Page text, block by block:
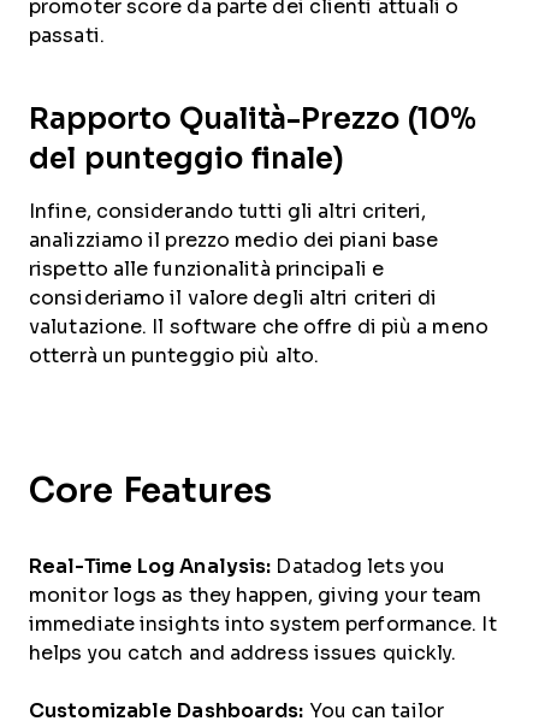
promoter score da parte dei clienti attuali o
passati.
Rapporto Qualità-Prezzo (10%
del punteggio finale)
Infine, considerando tutti gli altri criteri,
analizziamo il prezzo medio dei piani base
rispetto alle funzionalità principali e
consideriamo il valore degli altri criteri di
valutazione. Il software che offre di più a meno
otterrà un punteggio più alto.
Core Features
Real-Time Log Analysis: Datadog lets you
monitor logs as they happen, giving your team
immediate insights into system performance. It
helps you catch and address issues quickly.
Customizable Dashboards: You can tailor